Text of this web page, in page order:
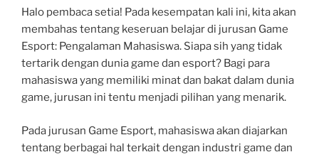
Halo pembaca setia! Pada kesempatan kali ini, kita akan
membahas tentang keseruan belajar di jurusan Game
Esport: Pengalaman Mahasiswa. Siapa sih yang tidak
tertarik dengan dunia game dan esport? Bagi para
mahasiswa yang memiliki minat dan bakat dalam dunia
game, jurusan ini tentu menjadi pilihan yang menarik.
Pada jurusan Game Esport, mahasiswa akan diajarkan
tentang berbagai hal terkait dengan industri game dan